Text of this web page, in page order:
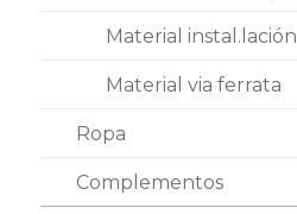
Material instal.lación
Material via ferrata
Ropa
Complementos